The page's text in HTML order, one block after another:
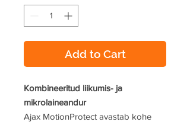
Add to Cart
Kombineeritud liikumis- ja
mikrolaineandur
Ajax MotionProtect avastab kohe